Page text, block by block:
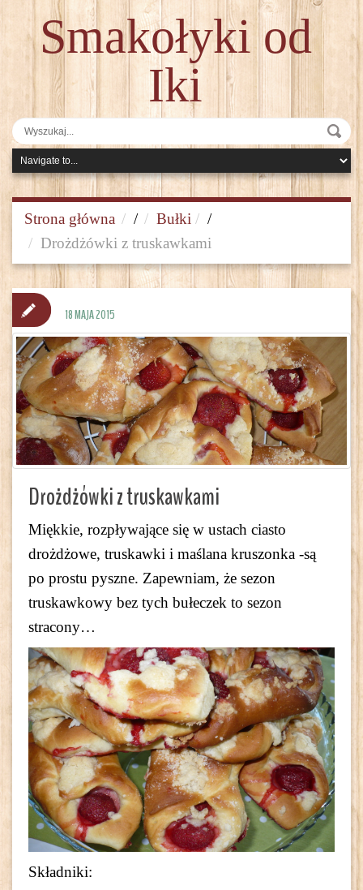
Smakołyki od
Iki
Strona główna / Bułki
/
Drożdżówki z truskawkami
Drożdżówki z truskawkami
Miękkie, rozpływające się w ustach ciasto
drożdżowe, truskawki i maślana kruszonka -są
po prostu pyszne. Zapewniam, że sezon
truskawkowy bez tych bułeczek to sezon
stracony…
Składniki:
18 MAJA 2015